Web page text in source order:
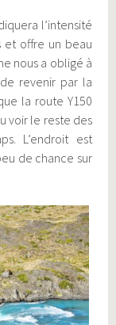
l’intensité
et offre un beau
nous a obligé à
revenir par la
la route Y150
voir le reste des
L’endroit est
de chance sur